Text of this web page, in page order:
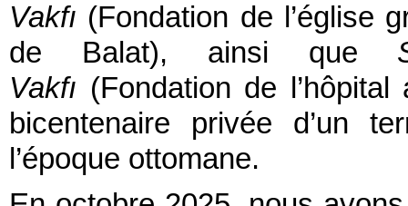
Vakfı (Fondation de l’église
de Balat), ainsi que
Vakfı (Fondation de
bicentenaire privée d’un
l’époque ottomane.